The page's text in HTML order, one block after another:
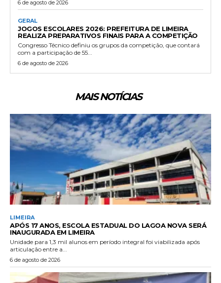
6 de agosto de 2026
GERAL
JOGOS ESCOLARES 2026: PREFEITURA DE LIMEIRA
REALIZA PREPARATIVOS FINAIS PARA A COMPETIÇÃO
Congresso Técnico definiu os grupos da competição, que contará
com a participação de 55...
6 de agosto de 2026
MAIS NOTÍCIAS
LIMEIRA
APÓS 17 ANOS, ESCOLA ESTADUAL DO LAGOA NOVA SERÁ
INAUGURADA EM LIMEIRA
Unidade para 1,3 mil alunos em período integral foi viabilizada após
articulação entre a...
6 de agosto de 2026